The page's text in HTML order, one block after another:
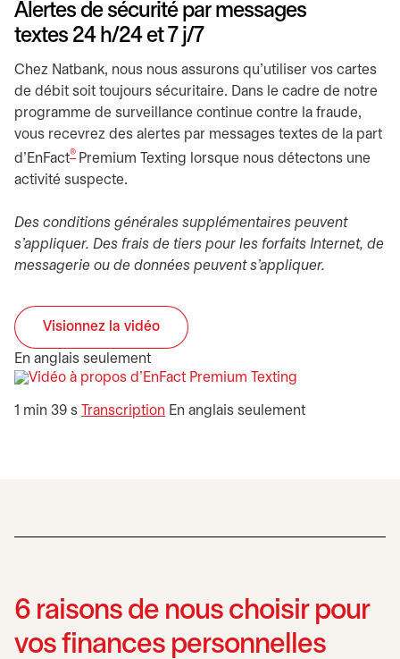
Alertes de sécurité par messages
textes 24 h/24 et 7 j/7
Chez Natbank, nous nous assurons qu’utiliser vos cartes
de débit soit toujours sécuritaire. Dans le cadre de notre
programme de surveillance continue contre la fraude,
vous recevrez des alertes par messages textes de la part
d’EnFact® Premium Texting lorsque nous détectons une
activité suspecte.
Des conditions générales supplémentaires peuvent
s'appliquer. Des frais de tiers pour les forfaits Internet, de
messagerie ou de données peuvent s'appliquer.
Visionnez la vidéos’ouvre dans un nouvel onglet
En anglais seulement
1 min 39 s Transcription En anglais seulement
6 raisons de nous choisir pour
vos finances personnelles